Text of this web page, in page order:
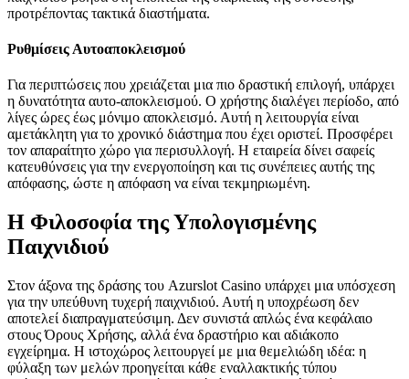
προτρέποντας τακτικά διαστήματα.
Ρυθμίσεις Αυτοαποκλεισμού
Για περιπτώσεις που χρειάζεται μια πιο δραστική επιλογή, υπάρχει
η δυνατότητα αυτο-αποκλεισμού. Ο χρήστης διαλέγει περίοδο, από
λίγες ώρες έως μόνιμο αποκλεισμό. Αυτή η λειτουργία είναι
αμετάκλητη για το χρονικό διάστημα που έχει οριστεί. Προσφέρει
τον απαραίτητο χώρο για περισυλλογή. Η εταιρεία δίνει σαφείς
κατευθύνσεις για την ενεργοποίηση και τις συνέπειες αυτής της
απόφασης, ώστε η απόφαση να είναι τεκμηριωμένη.
Η Φιλοσοφία της Υπολογισμένης
Παιχνιδιού
Στον άξονα της δράσης του Azurslot Casino υπάρχει μια υπόσχεση
για την υπεύθυνη τυχερή παιχνιδιού. Αυτή η υποχρέωση δεν
αποτελεί διαπραγματεύσιμη. Δεν συνιστά απλώς ένα κεφάλαιο
στους Όρους Χρήσης, αλλά ένα δραστήριο και αδιάκοπο
εγχείρημα. Η ιστοχώρος λειτουργεί με μια θεμελιώδη ιδέα: η
φύλαξη των μελών προηγείται κάθε εναλλακτικής τύπου